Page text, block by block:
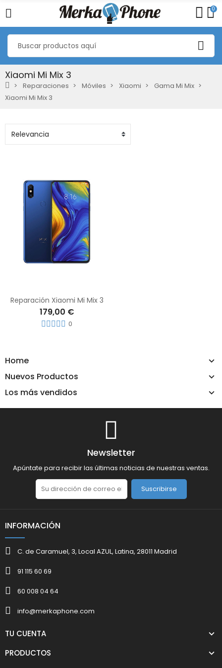
0
Xiaomi Mi Mix 3
Reparaciones Móviles Xiaomi
Gama Mi Mix
Xiaomi Mi Mix 3
Home
Nuevos Productos
Los más vendidos
Reparación Xiaomi Mi Mix 3
179,00 €
0
Newsletter
Apúntate para recibir las últimas noticias de nuestras ventas.
Suscribirse
INFORMACIÓN
C. de Caramuel, 3, Local AZUL, Latina, 28011 Madrid
91 115 60 69
60 008 04 64
info@merkaphone.com
TU CUENTA
PRODUCTOS